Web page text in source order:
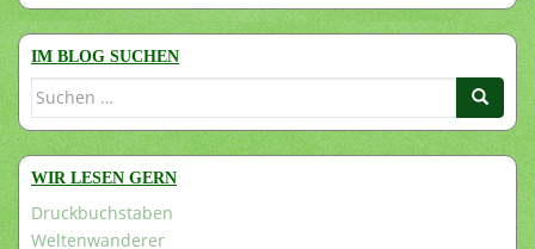
IM BLOG SUCHEN
Suchen
WIR LESEN GERN
Druckbuchstaben
Weltenwanderer